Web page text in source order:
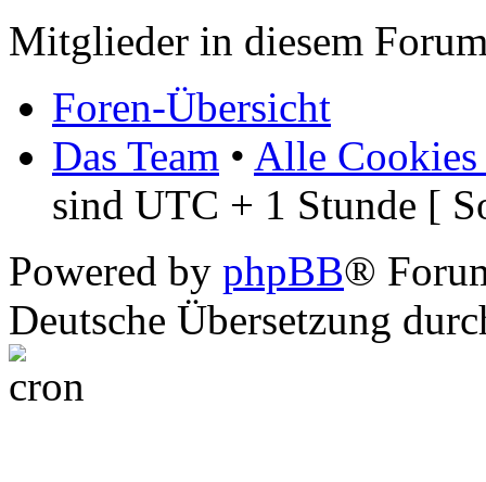
Mitglieder in diesem
Foren-Übersicht
Das Team • Alle Cookies
sind UTC + 1 Stunde [
Powered by phpBB®
Deutsche Übersetzung